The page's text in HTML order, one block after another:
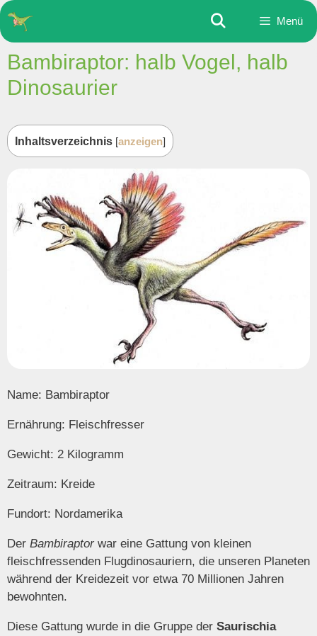
Zum
Inhalt
springen
Menü
Bambiraptor: halb Vogel, halb
Dinosaurier
Inhaltsverzeichnis [anzeigen]
Name: Bambiraptor
Ernährung: Fleischfresser
Gewicht: 2 Kilogramm
Zeitraum: Kreide
Fundort: Nordamerika
Der Bambiraptor war eine Gattung von kleinen
fleischfressenden Flugdinosauriern, die unseren Planeten
während der Kreidezeit vor etwa 70 Millionen Jahren
bewohnten.
Diese Gattung wurde in die Gruppe der Saurischia